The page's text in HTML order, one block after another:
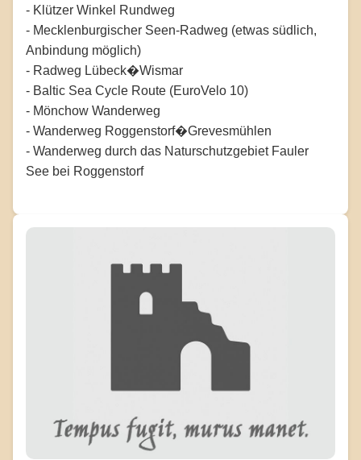
- Klützer Winkel Rundweg
- Mecklenburgischer Seen-Radweg (etwas südlich,
Anbindung möglich)
- Radweg Lübeck�Wismar
- Baltic Sea Cycle Route (EuroVelo 10)
- Mönchow Wanderweg
- Wanderweg Roggenstorf�Grevesmühlen
- Wanderweg durch das Naturschutzgebiet Fauler
See bei Roggenstorf